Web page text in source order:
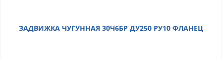
ЗАДВИЖКА ЧУГУННАЯ 30Ч6БР ДУ250 РУ10 ФЛАНЕЦ